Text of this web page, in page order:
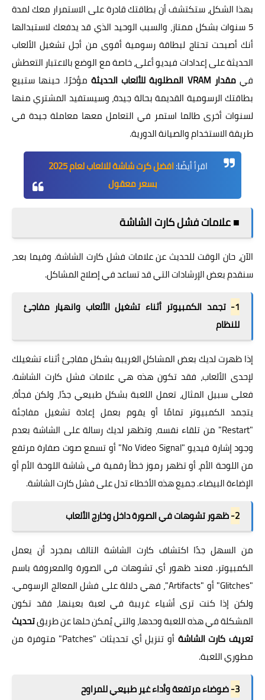
بهذا الشكل، ستكتشف أن بطاقتك قادرة على الاستمرار معك لمدة
5 سنوات بشكل ممتاز، والسبب الوحيد الذي قد يدفعك لاستبدالها
أنك أصبحت تحتاج لبطاقة رسومية أقوى من أجل تشغيل الألعاب
الحديثة على إعدادات فيديو أعلى، خاصة مع الوضع بالاعتبار التعطش
فيمقدار VRAM المطلوبة للألعاب الحديثة
مؤخرًا. حينها ستبيع
بطاقتك الرسومية القديمة بحالة جيدة، وسيستفيد المشتري منها
لسنوات أخرى طالما استمر في التعامل معها معاملة جيدة في
طريقة الاستخدام والصيانة الدورية.
اقرأ أيضًا:
افضل كرت شاشة للالعاب لعام 2025
بسعر معقول
■ علامات فشل كارت الشاشة
الآن، حان الوقت للحديث عن علامات فشل كارت الشاشة. وفيما بعد،
سنقدم بعض الإرشادات التي قد تساعد في إصلاح المشاكل.
1- تجمد الكمبيوتر أثناء تشغيل الألعاب وانهيار مفاجئ
للنظام
إذا ظهرت لديك بعض المشاكل الغريبة بشكل مفاجئ أثناء تشغيلك
لإحدى الألعاب، فقد تكون هذه هي علامات فشل كارت الشاشة.
فعلى سبيل المثال، تعمل اللعبة بشكل طبيعي جدًا، ولكن فجأة،
يتجمد الكمبيوتر تمامًا أو يقوم بعمل إعادة تشغيل مفاجئة
"Restart" من تلقاء نفسه، وتظهر لديك رسالة على الشاشة بعدم
وجود إشارة فيديو "No Video Signal" أو تسمع صوت صفارة مرتفع
من اللوحة الأم، أو تظهر رموز خطأ رقمية في شاشة اللوحة الأم أو
الإضاءة البيضاء. جميع هذه الأخطاء تدل على فشل كارت الشاشة.
2- ظهور تشوهات في الصورة داخل وخارج الألعاب
من السهل جدًا اكتشاف كارت الشاشة التالف بمجرد أن يعمل
الكمبيوتر. فعند ظهور أي تشوهات في الصورة والمعروفة باسم
"Glitches" أو "Artifacts"، فهي دلالة على فشل المعالج الرسومي.
ولكن إذا كنت ترى أشياء غريبة في لعبة بعينها، فقد تكون
المشكلة في هذه اللعبة وحدها، والتي يُمكن حلها عن طريقتحديث
تعريف كارت الشاشة
أو تنزيل أي تحديثات "Patches" متوفرة من
مطوري اللعبة.
3- ضوضاء مرتفعة وأداء غير طبيعي للمراوح